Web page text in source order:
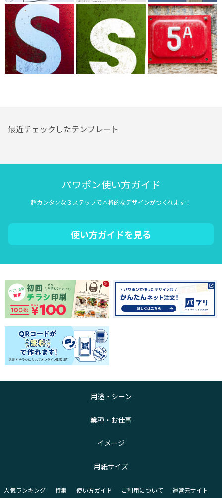
最近チェックしたテンプレート
パワポン使い方ガイド
超カンタンな３ステップで本格的なデザインがつくれます！
使い方ガイドを見る
用途・シーン
業種・お仕事
イメージ
用紙サイズ
人気ランキング 特集 使い方ガイド ご利用について 運営元サイト